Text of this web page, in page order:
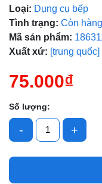
Loại: Dụng cụ bếp
Tình trạng: Còn hàng
Mã sản phẩm:
Xuất xứ: [trung quốc]
75.000₫
Số lượng:
- +